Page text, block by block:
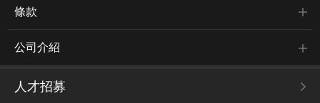
條款
公司介紹
人才招募